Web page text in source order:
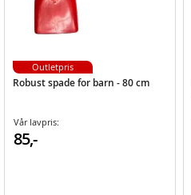
Robust spade for barn - 80 cm
Vår lavpris:
85,-
Outletpris